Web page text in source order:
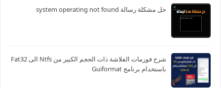
حل مشكلة رسالة system operating not found
شرح فورمات الفلاشة ذات الحجم الكبير من Ntfs الى Fat32
باستخدام برنامج Guiformat